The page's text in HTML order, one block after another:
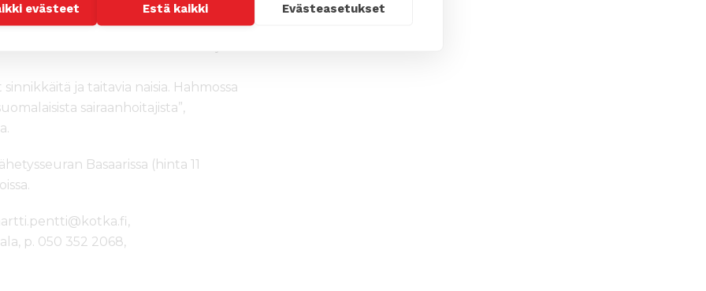
evästeet Estä kaikki Evästeasetukset
kuku Selma Rainiolle ja
ja taitavia naisia. Hahmossa
sairaanhoitajista”,
Basaarissa (hinta 11
p. 050 352 2068,